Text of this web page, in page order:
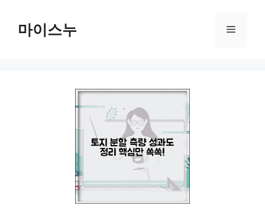
마이스누 메